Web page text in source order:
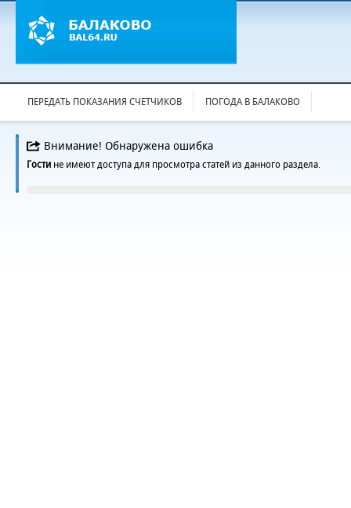
ПЕРЕДАТЬ ПОКАЗАНИЯ СЧЕТЧИКОВ ПОГОДА В БАЛАКОВО
Внимание! Обнаружена ошибка
Гости не имеют доступа для просмотра статей из данного раздела.